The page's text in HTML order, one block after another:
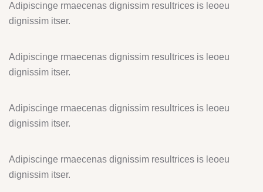
Adipiscinge rmaecenas dignissim resultrices is leoeu
dignissim itser.
Adipiscinge rmaecenas dignissim resultrices is leoeu
dignissim itser.
Adipiscinge rmaecenas dignissim resultrices is leoeu
dignissim itser.
Adipiscinge rmaecenas dignissim resultrices is leoeu
dignissim itser.